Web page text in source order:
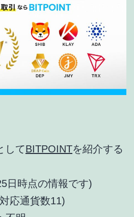
してBITPOINTを紹介する
日時点の情報です)
応通貨数11)